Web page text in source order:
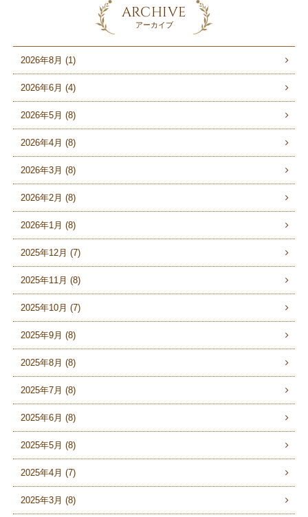
ARCHIVE
アーカイブ
2026年8月 (1)
2026年6月 (4)
2026年5月 (8)
2026年4月 (8)
2026年3月 (8)
2026年2月 (8)
2026年1月 (8)
2025年12月 (7)
2025年11月 (8)
2025年10月 (7)
2025年9月 (8)
2025年8月 (8)
2025年7月 (8)
2025年6月 (8)
2025年5月 (8)
2025年4月 (7)
2025年3月 (8)